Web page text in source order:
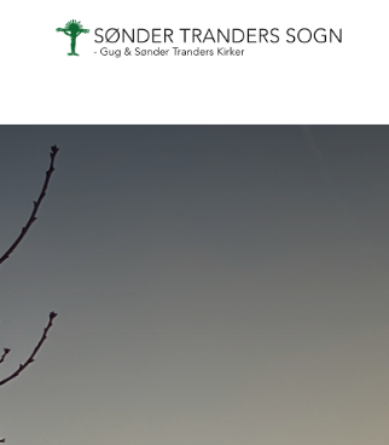
Gå til indhold